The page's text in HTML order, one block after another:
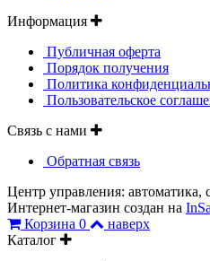
Информация
Публичная оферта
Порядок получения
Политика
Пользовательское
Связь с нами
Обратная связь
Центр управления: автоматика,
Интернет-магазин создан на
Корзина 0
наверх
Каталог